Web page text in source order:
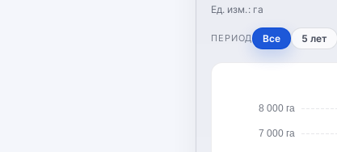
Ед. изм.: га
ПЕРИОД Все 5 лет
7 000 га
8 000 га